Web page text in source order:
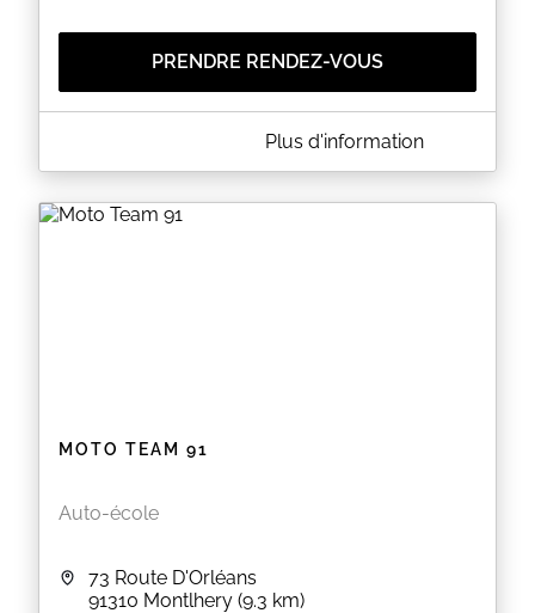
PRENDRE RENDEZ-VOUS
A PROPOS DE GREEN CONDUITE COURCOURONNES
Formation du code de la route et permis B
Plus d'information
MOTO TEAM 91
Auto-école
73 Route D'Orléans
91310 Montlhery (9.3 km)